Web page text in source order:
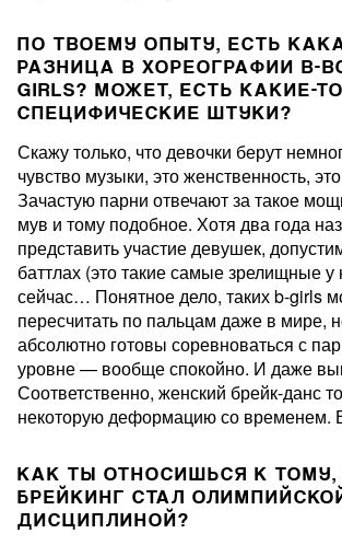
ПО ТВОЕМУ ОПЫТУ, ЕСТЬ
РАЗНИЦА В ХОРЕОГРАФИИ B-
GIRLS? МОЖЕТ, ЕСТЬ КАКИЕ-ТО
СПЕЦИФИЧЕСКИЕ ШТУКИ?
Скажу только, что девочки берут
чувство музыки, это женственность, это
Зачастую парни отвечают за такое
мув и тому подобное. Хотя два года
представить участие девушек,
баттлах (это такие самые зрелищные у
сейчас… Понятное дело, таких b-girls
пересчитать по пальцам даже в мире,
абсолютно готовы соревноваться с
уровне — вообще спокойно. И даже
Соответственно, женский брейк-данс
некоторую деформацию со временем.
КАК ТЫ ОТНОСИШЬСЯ К ТОМУ,
БРЕЙКИНГ СТАЛ
ДИСЦИПЛИНОЙ?